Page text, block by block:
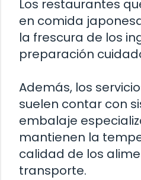
Los restaurantes
en comida
la frescura de los
preparación
Además, los
suelen contar con
embalaje
mantienen la
calidad de los
transporte.